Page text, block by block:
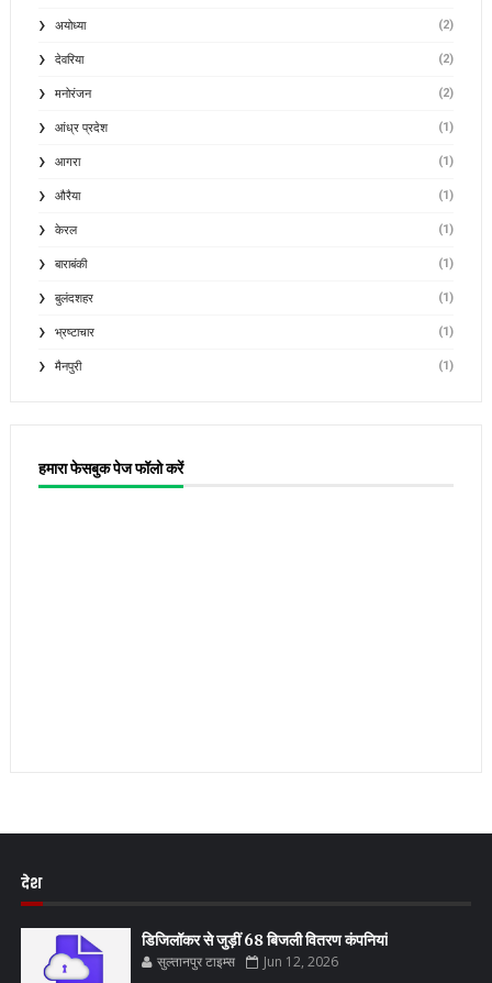
अयोध्या (2)
देवरिया (2)
मनोरंजन (2)
आंध्र प्रदेश (1)
आगरा (1)
औरैया (1)
केरल (1)
बाराबंकी (1)
बुलंदशहर (1)
भ्रष्टाचार (1)
मैनपुरी (1)
हमारा फेसबुक पेज फॉलो करें
देश
डिजिलॉकर से जुड़ीं 68 बिजली वितरण कंपनियां
सुल्तानपुर टाइम्स Jun 12, 2026